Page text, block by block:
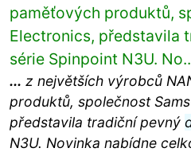
paměťových produktů,
Electronics, představila
série Spinpoint N3U.
... z největších výrobců
produktů, společnost
představila tradiční pevný
N3U. Novinka nabídne